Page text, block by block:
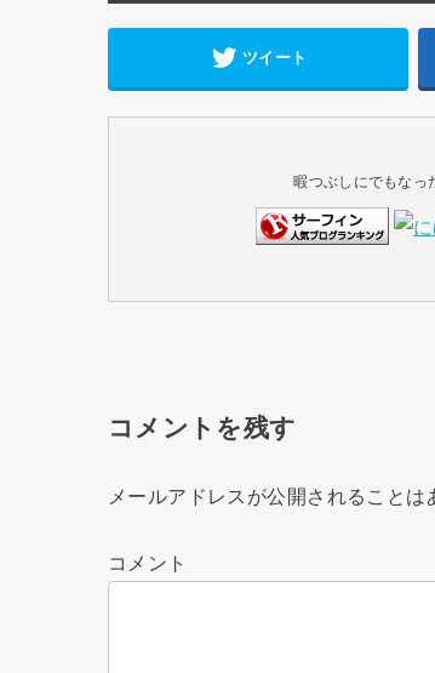
ツイート
暇つぶしにでもなっ
コメントを残す
メールアドレスが公開されることは
コメント